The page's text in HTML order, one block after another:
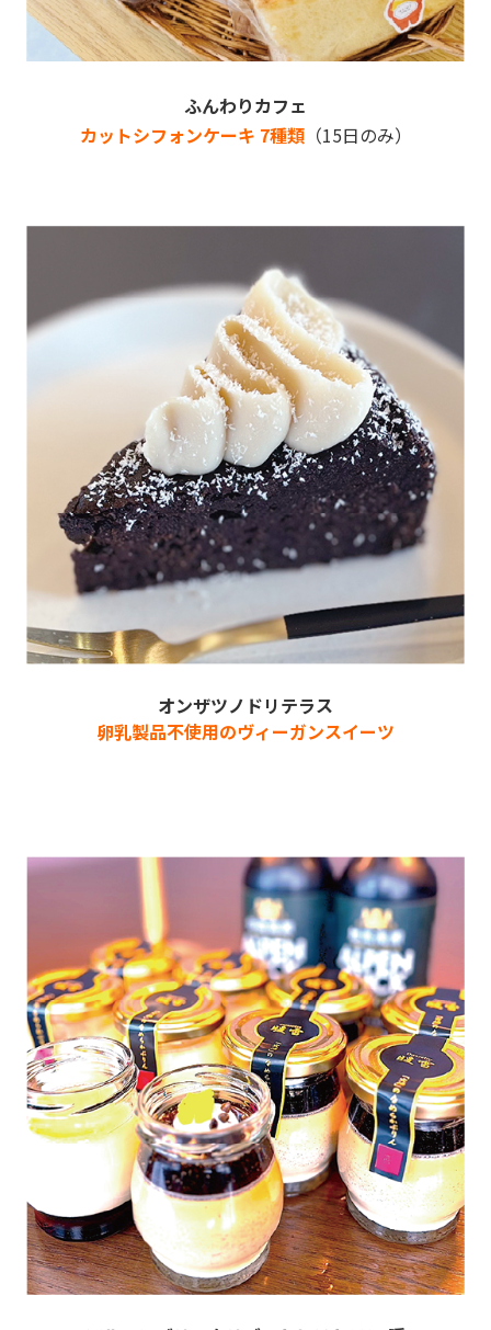
ふんわりカフェ
カットシフォンケーキ 7種類（15日のみ）
オンザツノドリテラス
卵乳製品不使用のヴィーガンスイーツ